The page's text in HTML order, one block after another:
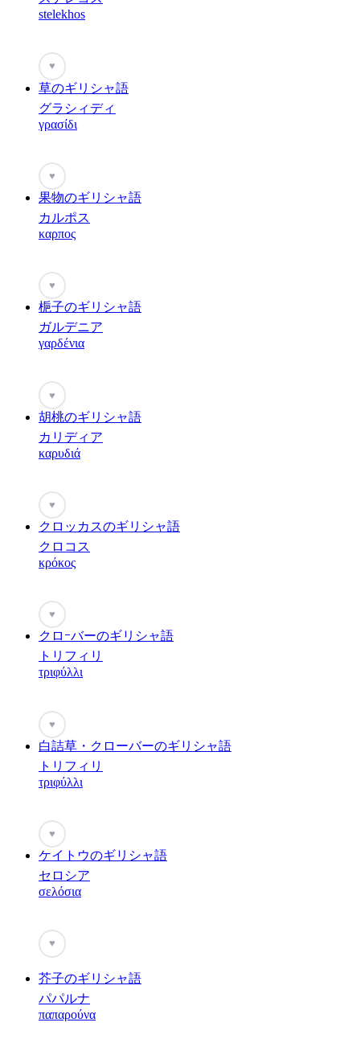
stelekhos
♥
草のギリシャ語
グラシィディ
γρασίδι
♥
果物のギリシャ語
カルポス
καρπος
♥
梔子のギリシャ語
ガルデニア
γαρδένια
♥
胡桃のギリシャ語
カリディア
καρυδιά
♥
クロッカスのギリシャ語
クロコス
κρόκος
♥
クロｰバーのギリシャ語
トリフィリ
τριφύλλι
♥
白詰草・クローバーのギリシャ語
トリフィリ
τριφύλλι
♥
ケイトウのギリシャ語
セロシア
σελόσια
♥
芥子のギリシャ語
パパルナ
παπαρούνα